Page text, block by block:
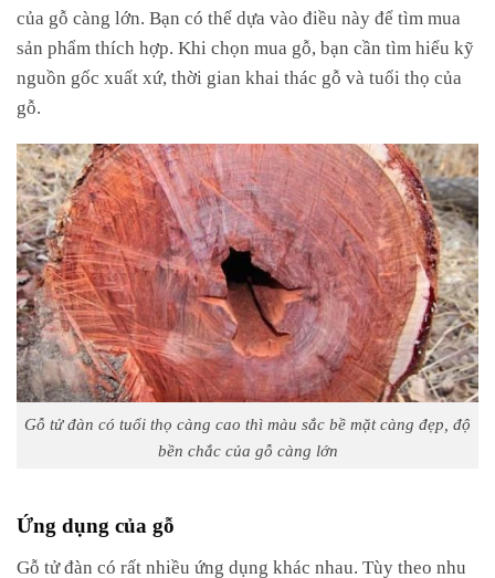
của gỗ càng lớn. Bạn có thể dựa vào điều này để tìm mua
sản phẩm thích hợp. Khi chọn mua gỗ, bạn cần tìm hiểu kỹ
nguồn gốc xuất xứ, thời gian khai thác gỗ và tuổi thọ của
gỗ.
Gỗ tử đàn có tuổi thọ càng cao thì màu sắc bề mặt càng đẹp, độ
bền chắc của gỗ càng lớn
Ứng dụng của gỗ
Gỗ tử đàn có rất nhiều ứng dụng khác nhau. Tùy theo nhu